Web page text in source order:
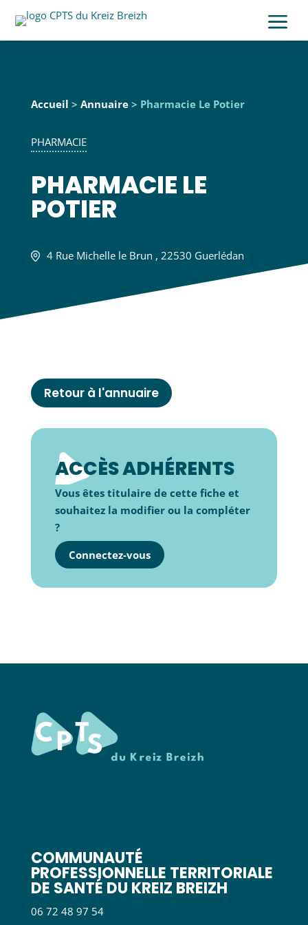
a
Accueil > Annuaire> Pharmacie Le Potier
PHARMACIE
PHARMACIE LE
POTIER
4 Rue Michelle le Brun , 22530 Guerlédan
Retour à l'annuaire
ACCÈS ADHÉRENTS
Vous êtes titulaire de cette fiche et
souhaitez la modifier ou la compléter
?
Connectez-vous
COMMUNAUTÉ
PROFESSIONNELLE TERRITORIALE
DE SANTÉ DU KREIZ BREIZH
06 72 48 97 54